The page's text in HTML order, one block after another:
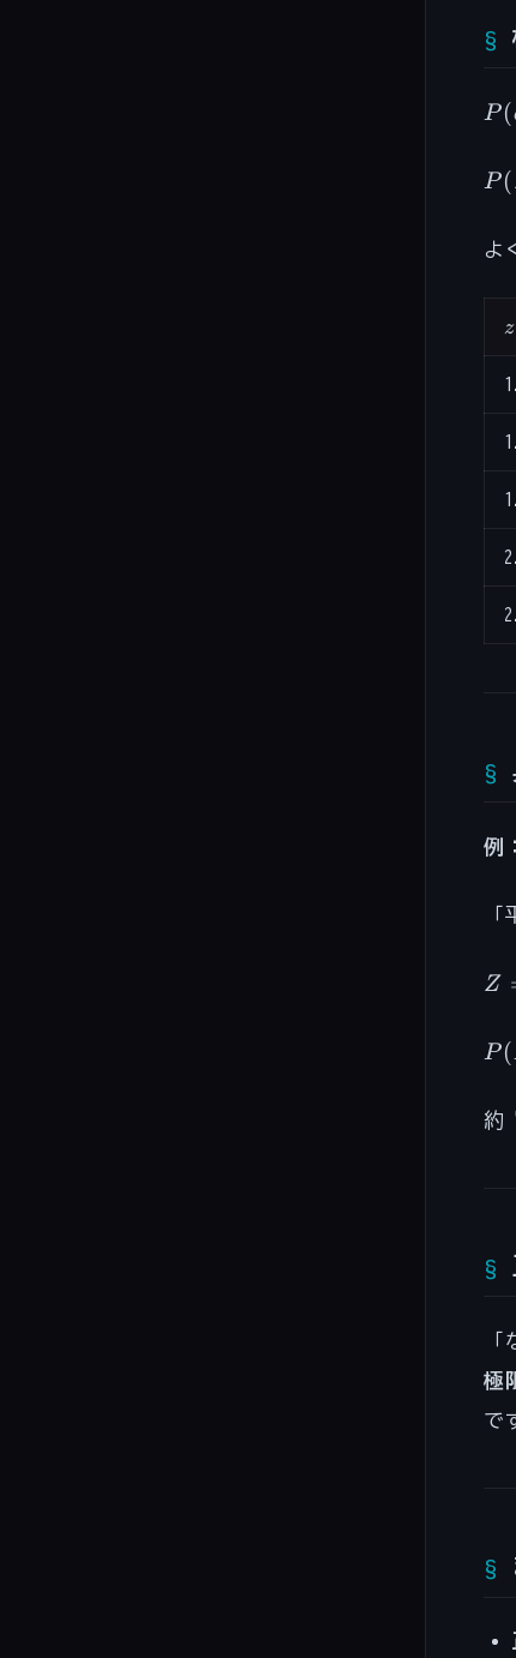
\leq
Z
P (
=
P (
よ
z
z
例：
Z
-
=
Z
P (
約
極
で